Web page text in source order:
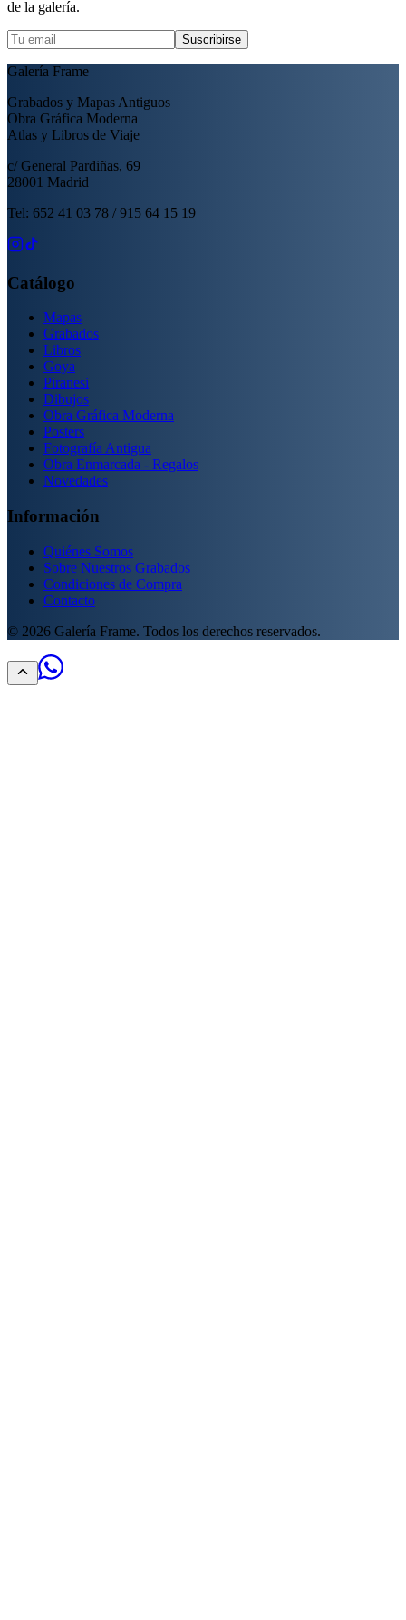
de la galería.
Suscribirse
Galería Frame
Grabados y Mapas Antiguos
Obra Gráfica Moderna
Atlas y Libros de Viaje
c/ General Pardiñas, 69
28001 Madrid
Tel: 652 41 03 78 / 915 64 15 19
Catálogo
Mapas
Grabados
Libros
Goya
Piranesi
Dibujos
Obra Gráfica Moderna
Posters
Fotografía Antigua
Obra Enmarcada - Regalos
Novedades
Información
Quiénes Somos
Sobre Nuestros Grabados
Condiciones de Compra
Contacto
© 2026 Galería Frame. Todos los derechos reservados.